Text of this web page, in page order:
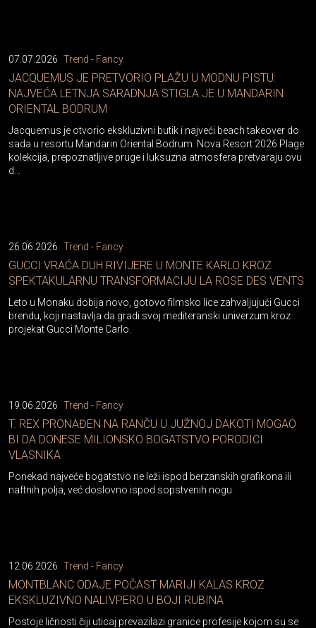
07.07.2026 Trend - Fancy
JACQUEMUS JE PRETVORIO PLAŽU U MODNU PISTU:
NAJVEĆA LETNJA SARADNJA STIGLA JE U MANDARIN
ORIENTAL BODRUM
Jacquemus je otvorio ekskluzivni butik i najveći beach takeover do
sada u resortu Mandarin Oriental Bodrum. Nova Resort 2026 Plage
kolekcija, prepoznatljive pruge i luksuzna atmosfera pretvaraju ovu
d...
26.06.2026 Trend - Fancy
GUCCI VRAĆA DUH RIVIJERE U MONTE KARLO KROZ
SPEKTAKULARNU TRANSFORMACIJU LA ROSE DES VENTS
Leto u Monaku dobija novo, gotovo filmsko lice zahvaljujući Gucci
brendu, koji nastavlja da gradi svoj mediteranski univerzum kroz
projekat Gucci Monte Carlo.
19.06.2026 Trend - Fancy
T. REX PRONAĐEN NA RANČU U JUŽNOJ DAKOTI MOGAO
BI DA DONESE MILIONSKO BOGATSTVO PORODICI
VLASNIKA
Ponekad najveće bogatstvo ne leži ispod berzanskih grafikona ili
naftnih polja, već doslovno ispod sopstvenih nogu.
12.06.2026 Trend - Fancy
MONTBLANC ODAJE POČAST MARIJI KALAS KROZ
EKSKLUZIVNO NALIVPERO U BOJI RUBINA
Postoje ličnosti čiji uticaj prevazilazi granice profesije kojom su se